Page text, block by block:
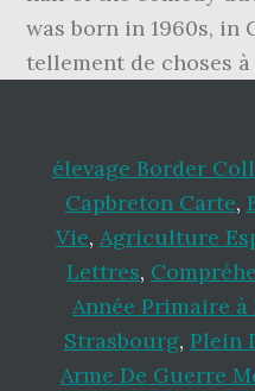
élevage Border
Capbreton Carte,
Vie, Agriculture
Lettres,
Année Primaire
Strasbourg, Plein
Arme De Guerre